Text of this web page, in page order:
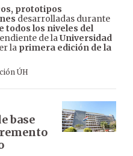
prototipos
desarrolladas durante
todos los niveles del
de laUniversidad
la primera edición de la
ÚH
base